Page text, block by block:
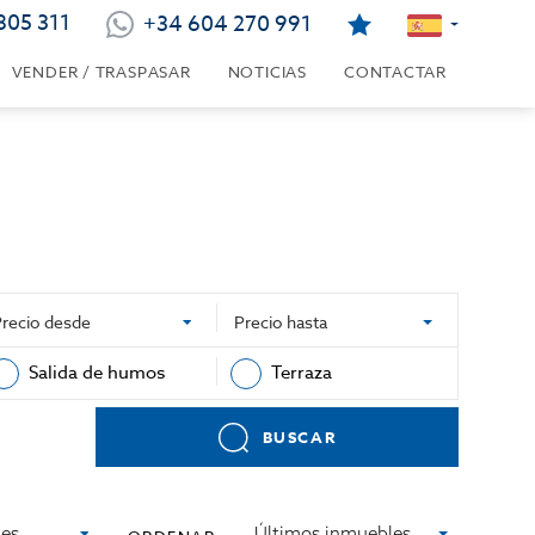
311 +34 604 270 991
VENDER / TRASPASAR NOTICIAS CONTACTAR
desde Precio hasta
Salida de humos Terraza
BUSCAR